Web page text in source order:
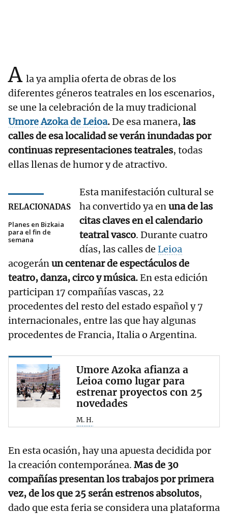
A la ya amplia oferta de obras de los
diferentes géneros teatrales en los escenarios,
se une la celebración de la muy tradicional
Umore Azoka de Leioa.De esa manera, las
calles de esa localidad se verán inundadas por
continuas representaciones teatrales, todas
ellas llenas de humor y de atractivo.
RELACIONADAS
Planes en Bizkaia
para el fin de
semana
Esta manifestación cultural se
ha convertido ya enuna de las
citas claves en el calendario
teatral vasco. Durante cuatro
días, las calles de Leioa
acogeránun centenar de espectáculos de
teatro, danza, circo y música.En esta edición
participan 17 compañías vascas, 22
procedentes del resto del estado español y 7
internacionales, entre las que hay algunas
procedentes de Francia, Italia o Argentina.
Umore Azoka afianza a
Leioa como lugar para
estrenar proyectos con 25
novedades
M. H.
En esta ocasión, hay una apuesta decidida por
la creación contemporánea. Mas de 30
compañías presentan los trabajos por primera
vez, de los que 25 serán estrenos absolutos,
dado que esta feria se considera una plataforma